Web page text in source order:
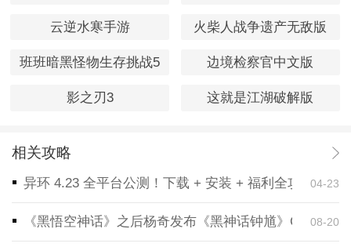
云逆水寒手游 火柴人战争遗产无敌版
班班暗黑怪物生存挑战5 边境检察官中文版
影之刃3 这就是江湖破解版
相关攻略
异环 4.23 全平台公测！下载 + 安装 + 福利全攻略，一
04-23
《黑悟空神话》之后杨奇发布《黑神话钟馗》CG！预
08-20